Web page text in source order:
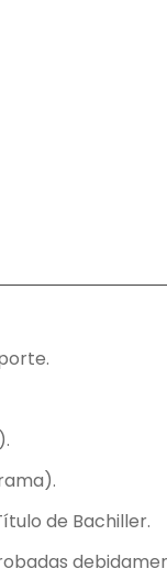
de Bachiller.